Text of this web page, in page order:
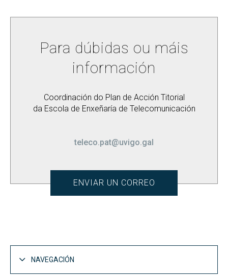
Para dúbidas ou máis
información
Coordinación do Plan de Acción Titorial
da Escola de Enxeñaría de Telecomunicación
teleco.pat@uvigo.gal
ENVIAR UN CORREO
NAVEGACIÓN